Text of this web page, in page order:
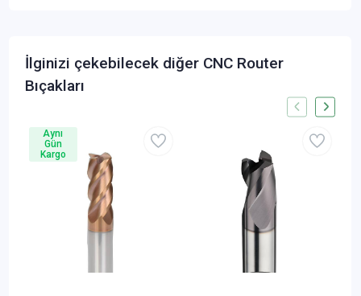
İlginizi çekebilecek diğer CNC Router
Bıçakları
Aynı
Gün
Kargo